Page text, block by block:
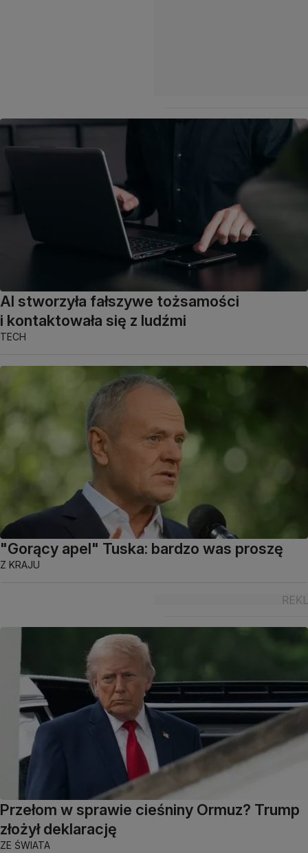
AI stworzyła fałszywe tożsamości
i kontaktowała się z ludźmi
TECH
"Gorący apel" Tuska: bardzo was proszę
Z KRAJU
Przełom w sprawie cieśniny Ormuz? Trump
złożył deklarację
ZE ŚWIATA